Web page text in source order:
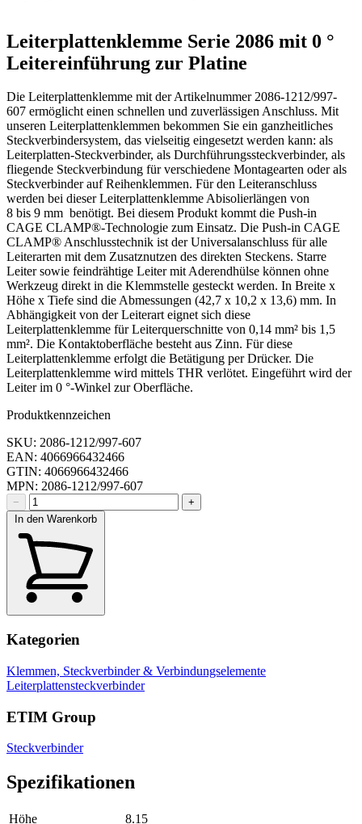
Leiterplattenklemme Serie 2086 mit 0 °
Leitereinführung zur Platine
Die Leiterplattenklemme mit der Artikelnummer 2086-1212/997-
607 ermöglicht einen schnellen und zuverlässigen Anschluss. Mit
unseren Leiterplattenklemmen bekommen Sie ein ganzheitliches
Steckverbindersystem, das vielseitig eingesetzt werden kann: als
Leiterplatten-Steckverbinder, als Durchführungssteckverbinder, als
fliegende Steckverbindung für verschiedene Montagearten oder als
Steckverbinder auf Reihenklemmen. Für den Leiteranschluss
werden bei dieser Leiterplattenklemme Abisolierlängen von
8 bis 9 mm benötigt. Bei diesem Produkt kommt die Push-in
CAGE CLAMP®-Technologie zum Einsatz. Die Push-in CAGE
CLAMP® Anschlusstechnik ist der Universalanschluss für alle
Leiterarten mit dem Zusatznutzen des direkten Steckens. Starre
Leiter sowie feindrähtige Leiter mit Aderendhülse können ohne
Werkzeug direkt in die Klemmstelle gesteckt werden. In Breite x
Höhe x Tiefe sind die Abmessungen (42,7 x 10,2 x 13,6) mm. In
Abhängigkeit von der Leiterart eignet sich diese
Leiterplattenklemme für Leiterquerschnitte von 0,14 mm² bis 1,5
mm². Die Kontaktoberfläche besteht aus Zinn. Für diese
Leiterplattenklemme erfolgt die Betätigung per Drücker. Die
Leiterplattenklemme wird mittels THR verlötet. Eingeführt wird der
Leiter im 0 °-Winkel zur Oberfläche.
Produktkennzeichen
SKU: 2086-1212/997-607
EAN: 4066966432466
GTIN: 4066966432466
MPN: 2086-1212/997-607
−
+
In den Warenkorb
Kategorien
Klemmen, Steckverbinder & Verbindungselemente
Leiterplattensteckverbinder
ETIM Group
Steckverbinder
Spezifikationen
Höhe 8.15